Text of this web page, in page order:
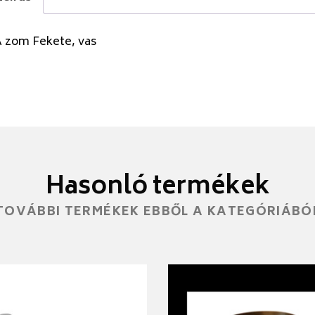
zom Fekete, vas
Hasonló termékek
TERMÉKEK EBBŐL A